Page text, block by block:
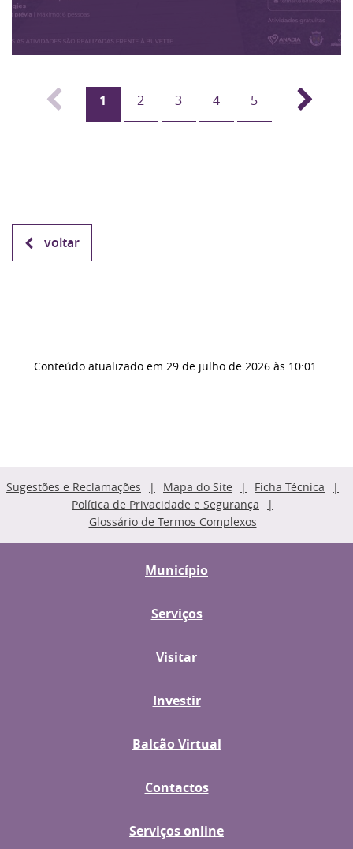
1 2 3 4 5
voltar
Conteúdo atualizado em 29 de julho de 2026 às 10:01
Sugestões e Reclamações Mapa do Site
Ficha Técnica
Política de Privacidade e Segurança
Glossário de Termos Complexos
Município
Serviços
Visitar
Investir
Balcão Virtual
Contactos
Serviços online